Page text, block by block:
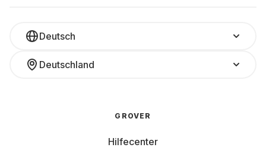
Deutsch
Deutschland
GROVER
Hilfecenter